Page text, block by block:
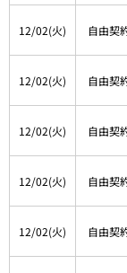
12/02(火) 自由契
12/02(火) 自由契
12/02(火) 自由契
12/02(火) 自由契
12/02(火) 自由契